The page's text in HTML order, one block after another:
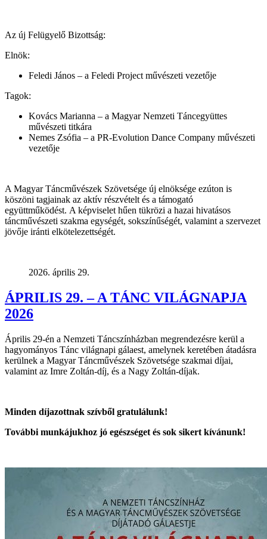
Az új Felügyelő Bizottság:
Elnök:
Feledi János – a Feledi Project művészeti vezetője
Tagok:
Kovács Marianna – a Magyar Nemzeti Táncegyüttes
művészeti titkára
Nemes Zsófia – a PR-Evolution Dance Company művészeti
vezetője
A Magyar Táncművészek Szövetsége új elnöksége ezúton is
köszöni tagjainak az aktív részvételt és a támogató
együttműködést. A képviselet hűen tükrözi a hazai hivatásos
táncművészeti szakma egységét, sokszínűségét, valamint a szervezet
jövője iránti elkötelezettségét.
2026. április 29.
ÁPRILIS 29. – A TÁNC VILÁGNAPJA
2026
Április 29-én a Nemzeti Táncszínházban megrendezésre kerül a
hagyományos Tánc világnapi gálaest, amelynek keretében átadásra
kerülnek a Magyar Táncművészek Szövetsége szakmai díjai,
valamint az Imre Zoltán-díj, és a Nagy Zoltán-díjak.
Minden díjazottnak szívből gratulálunk!
További munkájukhoz jó egészséget és sok sikert kívánunk!